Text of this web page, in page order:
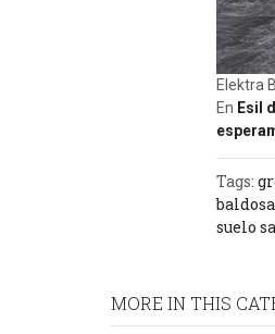
Elektra
En Esil
Tags:
suelo
MORE IN THIS